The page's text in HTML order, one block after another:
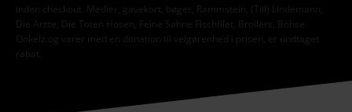
inden checkout. Medier, gavekort, bøger, Rammstein, (Till) Lindemann,
Die Ärzte, Die Toten Hosen, Feine Sahne Fischfilet, Broilers, Böhse
Onkelz og varer med en donation til velgørenhed i prisen, er undtaget
rabat.